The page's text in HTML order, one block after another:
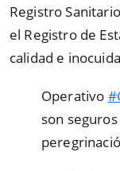
Registro
el Registro de
calidad e
Operativo
son